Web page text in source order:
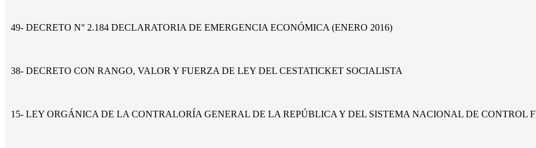
49- DECRETO N° 2.184 DECLARATORIA DE EMERGENCIA ECONÓMICA (ENERO 2016)
38- DECRETO CON RANGO, VALOR Y FUERZA DE LEY DEL CESTATICKET SOCIALISTA
15- LEY ORGÁNICA DE LA CONTRALORÍA GENERAL DE LA REPÚBLICA Y DEL SISTEMA NACIONAL DE CONTROL